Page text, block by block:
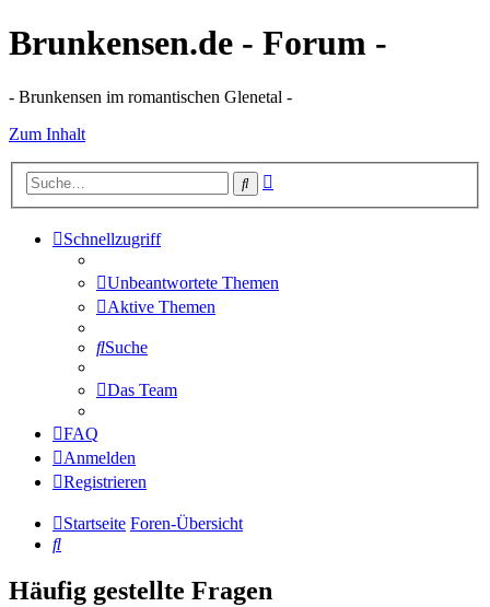
Brunkensen.de - Forum -
- Brunkensen im romantischen Glenetal -
Zum Inhalt
Suche
Schnellzugriff
Unbeantwortete Themen
Aktive Themen
Suche
Das Team
FAQ
Anmelden
Registrieren
Startseite Foren-Übersicht
Suche
Häufig gestellte Fragen